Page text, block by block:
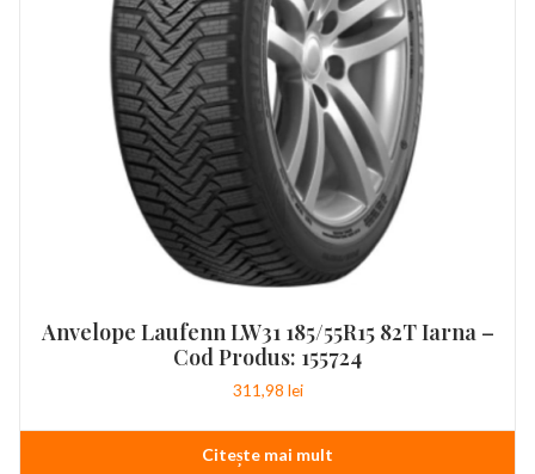
Anvelope Laufenn LW31 185/55R15 82T Iarna –
Cod Produs: 155724
311,98 lei
Citește mai mult